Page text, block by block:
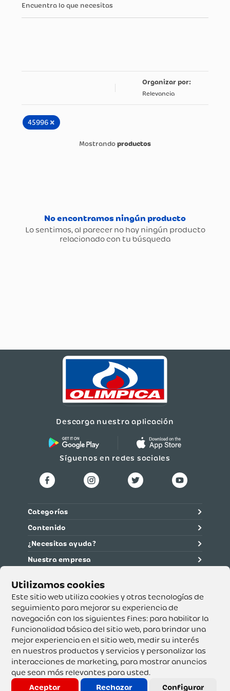
Este sitio web utiliza cookies y otras tecnologías de
seguimiento para mejorar su experiencia de
navegación con los siguientes fines: para habilitar la
funcionalidad básica del sitio web, para brindar una
mejor experiencia en el sitio web, medir su interés
en nuestros productos y servicios y personalizar las
interacciones de marketing, para mostrar anuncios
que sean más relevantes para usted.
Aceptar
Rechazar Configurar
Encuentra lo que necesitas
Relevancia
45996 ×
productos
Descarga nuestra aplicación
Síguenos en redes sociales
Categorías
Contenido
¿Necesitas ayuda?
Nuestra empresa
Supertiendas y Drogería Olímpica S.A. - Nit 890.107.487 -
Dirección de notificación: Calle 53 No. 46-192 local 3-01
Teléfono: 3232540999 - Correo:
servicioalcliente@olimpica.com.co
Copyright o Actualización 2023 OLÍMPICA S.A. Derechos
Reservados.